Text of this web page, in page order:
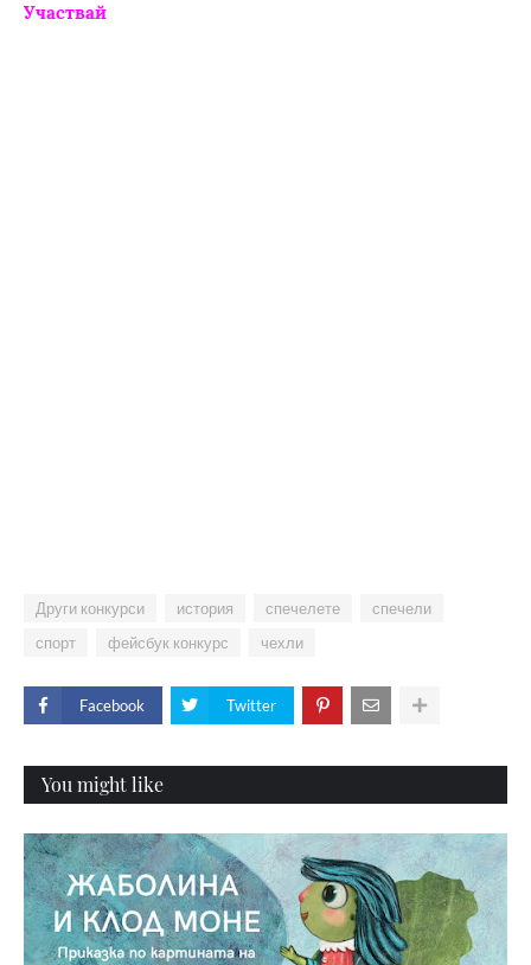
Участвай
Други конкурси история спечелете
спечели
спорт
фейсбук конкурс чехли
Facebook Twitter
You might like